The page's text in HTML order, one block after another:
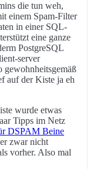
die tun weh,
einem Spam-Filter
in einer SQL-
eine ganze
PostgreSQL
server
gewohnheitsgemäß
auf der Kiste ja eh
wurde etwas
Tipps im Netz
DSPAM Beine
zwar nicht
vorher. Also mal